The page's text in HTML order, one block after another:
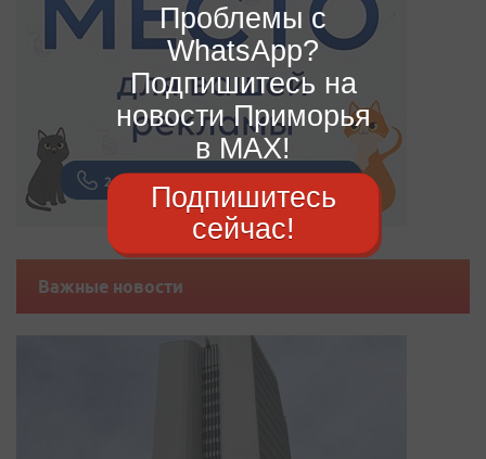
Важные новости
Проблемы с
WhatsApp?
Подпишитесь на
новости Приморья
в MAX!
Подпишитесь
сейчас!